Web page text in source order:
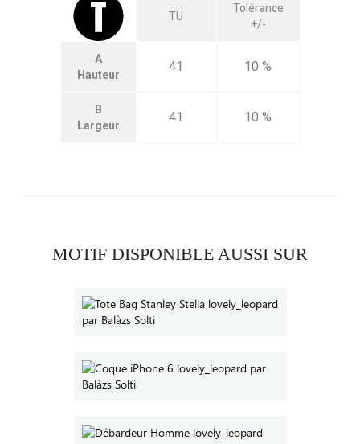
TU
Tolérance
+/-
A
Hauteur
41 10 %
B
Largeur
41 10 %
MOTIF DISPONIBLE AUSSI SUR